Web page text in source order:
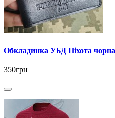
Обкладинка УБД Піхота чорна
350грн